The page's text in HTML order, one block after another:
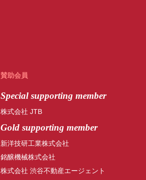
賛助会員
Specialsupporting member
株式会社 JTB
Gold supporting member
新洋技研工業株式会社
銘醸機械株式会社
株式会社 渋谷不動産エージェント